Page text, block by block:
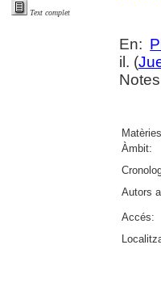
Text complet
En:
il. (
Àmbit:
Autors
Accés: